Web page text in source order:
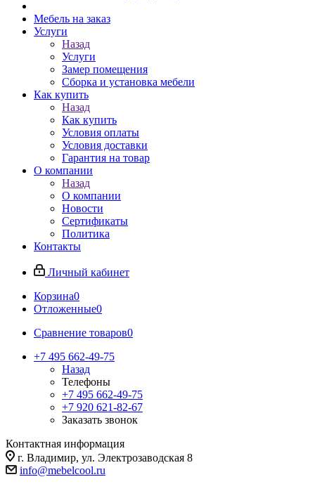
Мебель на заказ
Услуги
Назад
Услуги
Замер помещения
Сборка и установка мебели
Как купить
Назад
Как купить
Условия оплаты
Условия доставки
Гарантия на товар
О компании
Назад
О компании
Новости
Сертификаты
Политика
Контакты
Личный кабинет
Корзина0
Отложенные0
Сравнение товаров0
+7 495 662-49-75
Назад
Телефоны
+7 495 662-49-75
+7 920 621-82-67
Заказать звонок
Контактная информация
г. Владимир, ул. Электрозаводская 8
info@mebelcool.ru